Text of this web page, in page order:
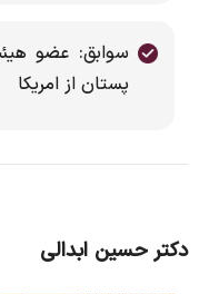
سوابق: عضو
پستان از امریکا
دکتر حسین ابدالی